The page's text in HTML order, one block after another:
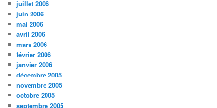
juillet 2006
juin 2006
mai 2006
avril 2006
mars 2006
février 2006
janvier 2006
décembre 2005
novembre 2005
octobre 2005
septembre 2005